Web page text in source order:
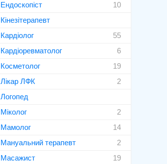
Ендоскопіст
10
Кінезітерапевт
Кардіолог
55
Кардіоревматолог
6
Косметолог
19
Лікар ЛФК
2
Логопед
Міколог
2
Мамолог
14
Мануальний терапевт
2
Масажист
19